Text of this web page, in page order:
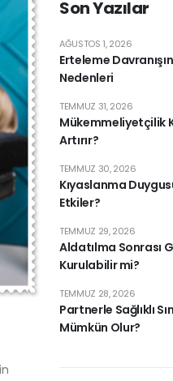
Son Yazılar
Erteleme
Nedenleri
AĞUSTOS 1, 2026
Mükemmeliyetçilik
Artırır?
TEMMUZ 31, 2026
Kıyaslanma
Etkiler?
TEMMUZ 30, 2026
Aldatılma Sonrası
Kurulabilir mi?
TEMMUZ 29, 2026
Partnerle Sağlıklı
Mümkün Olur?
TEMMUZ 28, 2026